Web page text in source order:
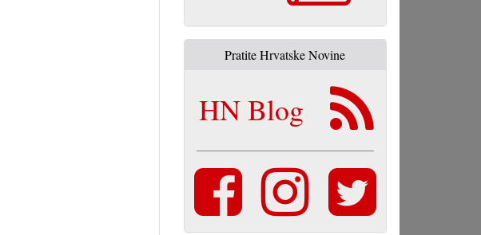
Pratite Hrvatske Novine
HN Blog